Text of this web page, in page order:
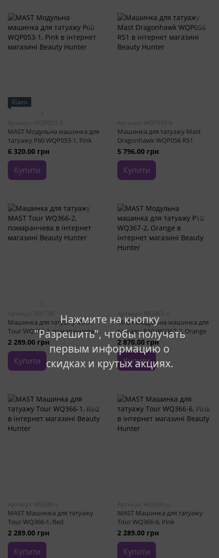
Нажмите на кнопку
"Разрешить", чтобы получать
первым информацию о
скидках и крутых акциях.
Відео
Артикул: WQP053-3
MAST Модульна машинка для
татуажу P60 WQP053-1, Pink
6 320.00 грн
Купити
Артикул: WQP056-b
Машинка для татуажу Mast
Dragonhawk WQP056 RS1
5 796.00 грн
Купити
Артикул: 001756
Машинка для татуажу MAST
Tour WQ366-2, помаранчева
2 289.00 грн
Купити
Артикул: WQ367-o
MAST Модульна машинка для
татуажу P10 WQ367-2, Orange
2 870.00 грн
Купити
Артикул: WQ366-r
MAST Машинка для татуажу
Tour WQ366-1, Red
2 289.00 грн
Купити
Артикул: WQ366-p
MAST Машинка для татуажу
Tour WQ366-6, Pink
2 289.00 грн
Купити